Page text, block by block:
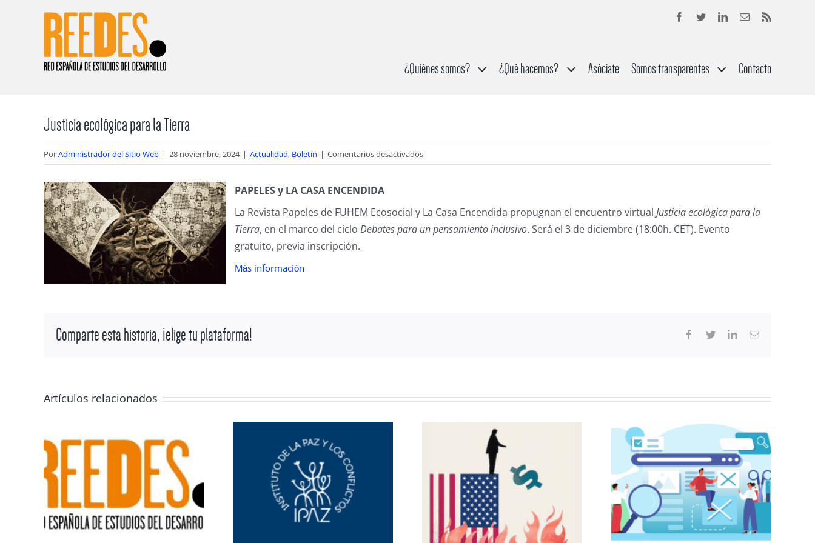
¿Quiénes somos? ¿Qué hacemos? Asóciate Somos transparentes Contacto
Justicia ecológica para la Tierra
PorAdministrador del Sitio Web | 28 noviembre, 2024 | Actualidad, Boletín | Comentarios desactivadosen
Justicia
la
PAPELES y LA CASA ENCENDIDA
La Revista Papeles de FUHEM Ecosocial y La Casa Encendida propugnan el encuentro virtual Justicia ecológica para la
Tierra, en el marco del ciclo Debates para un pensamiento inclusivo. Será el 3 de diciembre (18:00h. CET). Evento
gratuito, previa inscripción.
Más información
Comparte esta historia, ¡elige tu plataforma! Facebook
TwitterLinkedInCorreo
Artículos relacionados
Miradas al mundo Economía del desorden
Llamadas a artículos /
Comunicaciones